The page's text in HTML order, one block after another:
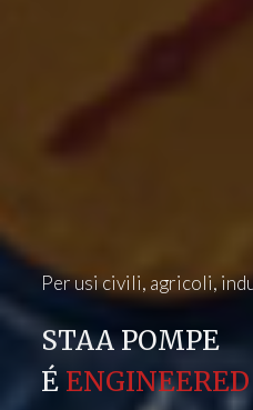
Per usi civili, agricoli,
STAA POMPE
É